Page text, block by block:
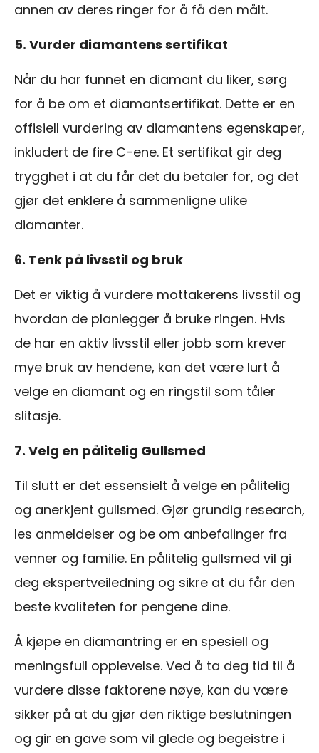
annen av deres ringer for å få den målt.
5. Vurder diamantens sertifikat
Når du har funnet en diamant du liker, sørg
for å be om et diamantsertifikat. Dette er en
offisiell vurdering av diamantens egenskaper,
inkludert de fire C-ene. Et sertifikat gir deg
trygghet i at du får det du betaler for, og det
gjør det enklere å sammenligne ulike
diamanter.
6. Tenk på livsstil og bruk
Det er viktig å vurdere mottakerens livsstil og
hvordan de planlegger å bruke ringen. Hvis
de har en aktiv livsstil eller jobb som krever
mye bruk av hendene, kan det være lurt å
velge en diamant og en ringstil som tåler
slitasje.
7. Velg en pålitelig Gullsmed
Til slutt er det essensielt å velge en pålitelig
og anerkjent gullsmed. Gjør grundig research,
les anmeldelser og be om anbefalinger fra
venner og familie. En pålitelig gullsmed vil gi
deg ekspertveiledning og sikre at du får den
beste kvaliteten for pengene dine.
Å kjøpe en diamantring er en spesiell og
meningsfull opplevelse. Ved å ta deg tid til å
vurdere disse faktorene nøye, kan du være
sikker på at du gjør den riktige beslutningen
og gir en gave som vil glede og begeistre i